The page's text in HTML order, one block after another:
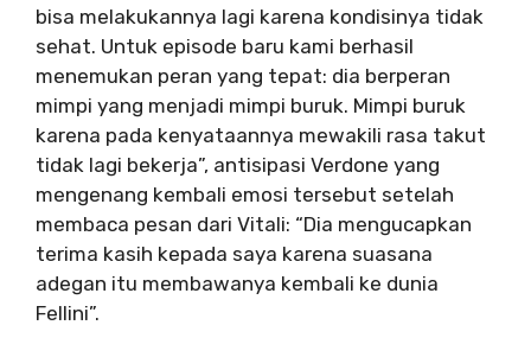
bisa melakukannya lagi karena kondisinya tidak
sehat. Untuk episode baru kami berhasil
menemukan peran yang tepat: dia berperan
mimpi yang menjadi mimpi buruk. Mimpi buruk
karena pada kenyataannya mewakili rasa takut
tidak lagi bekerja”, antisipasi Verdone yang
mengenang kembali emosi tersebut setelah
membaca pesan dari Vitali: “Dia mengucapkan
terima kasih kepada saya karena suasana
adegan itu membawanya kembali ke dunia
Fellini”.